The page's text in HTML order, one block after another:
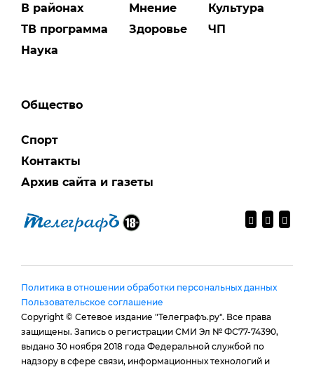
В районах
ТВ программа
Наука
Мнение
Здоровье
Культура
ЧП
Общество
Спорт
Контакты
Архив сайта и газеты
Политика в отношении обработки персональных данных
Пользовательское соглашение
Copyright © Сетевое издание "Телеграфъ.ру". Все права
защищены. Запись о регистрации СМИ Эл № ФС77-74390,
выдано 30 ноября 2018 года Федеральной службой по
надзору в сфере связи, информационных технологий и